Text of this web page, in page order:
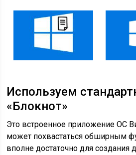
Используем
«Блокнот»
Это встроенное приложение ОС
может похвастаться обширным
вполне достаточно для создания